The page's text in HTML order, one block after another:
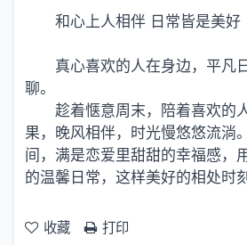
和心上人相伴 日常皆是美好
真心喜欢的人在身边，平凡
聊。
趁着惬意周末，陪着喜欢的
果，晚风相伴，时光慢悠悠流淌
间，满是恋爱里甜甜的幸福感，
的温馨日常，这样美好的相处时
收藏 打印